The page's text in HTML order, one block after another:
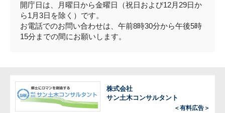
開庁日は、月曜日から金曜日（祝日および12月29日か
ら1月3日を除く）です。
お電話でのお問い合わせは、午前8時30分から午後5時
15分までの間にお願いします。
株式会社
サン土木コンサルタント
＜有料広告＞